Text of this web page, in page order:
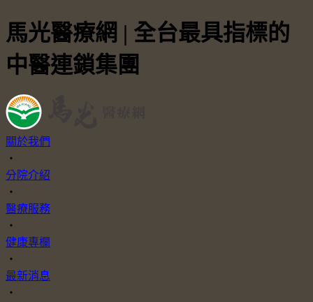
馬光醫療網 | 全台最具指標的
中醫連鎖集團
關於我們
・
分院介紹
・
醫療服務
・
健康專欄
・
最新消息
・